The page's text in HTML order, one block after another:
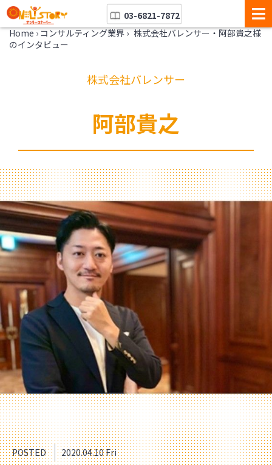
03-6821-7872
Home › コンサルティング業界 › 株式会社バレンサー・阿部貴之様
のインタビュー
株式会社バレンサー
阿部貴之
POSTED 2020.04.10 Fri